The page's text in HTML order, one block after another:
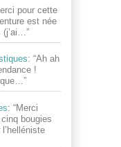
pour cette
est née
(j’ai…”
: “Ah ah
!
que…”
: “Merci
bougies